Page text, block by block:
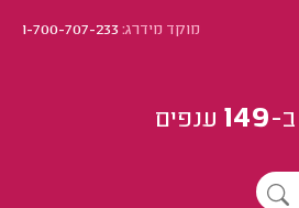
מוקד מידרג:1-700-707-233
ב-149 ענפים